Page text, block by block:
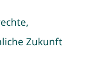
Zukunft